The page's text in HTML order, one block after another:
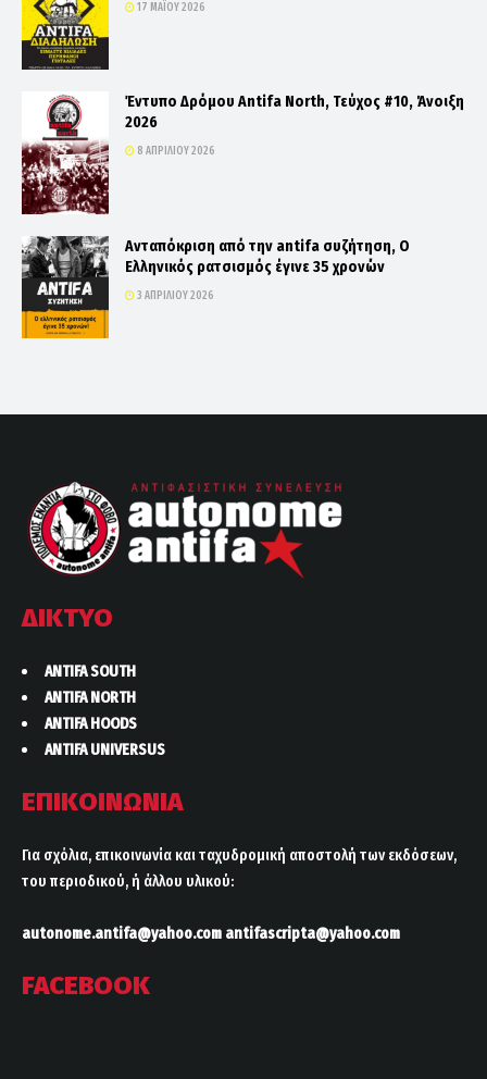
17 ΜΑΪ́ΟΥ 2026
Έντυπο Δρόμου Antifa North, Τεύχος #10, Άνοιξη
2026
8 ΑΠΡΙΛΊΟΥ 2026
Ανταπόκριση από την antifa συζήτηση, Ο
Ελληνικός ρατσισμός έγινε 35 χρονών
3 ΑΠΡΙΛΊΟΥ 2026
ΔΙΚΤΥΟ
ANTIFA SOUTH
ANTIFA NORTH
ANTIFA HOODS
ANTIFA UNIVERSUS
ΕΠΙΚΟΙΝΩΝΙΑ
Για σχόλια, επικοινωνία και ταχυδρομική αποστολή των εκδόσεων,
του περιοδικού, ή άλλου υλικού:
autonome.antifa@yahoo.com antifascripta@yahoo.com
FACEBOOK